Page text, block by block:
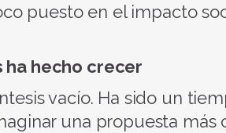
puesto en el impacto
ha hecho crecer
vacío. Ha sido un
una propuesta más